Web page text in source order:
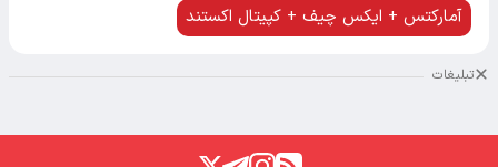
آمارکتس + ایکس چیف + کپیتال اکستند
تبلیغات